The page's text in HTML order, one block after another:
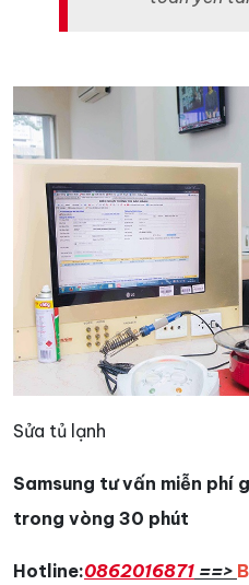
Sửa tủ lạnh
Samsung tư vấn miễn phí
trong vòng 30 phút
Hotline:0862016871 ==>